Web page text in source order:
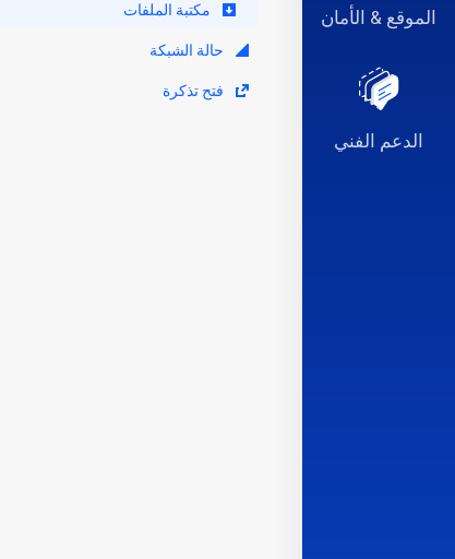
الموقع & الأمان
الدعم الفني
مكتبة الملفات
حالة الشبكة
فتح تذكرة